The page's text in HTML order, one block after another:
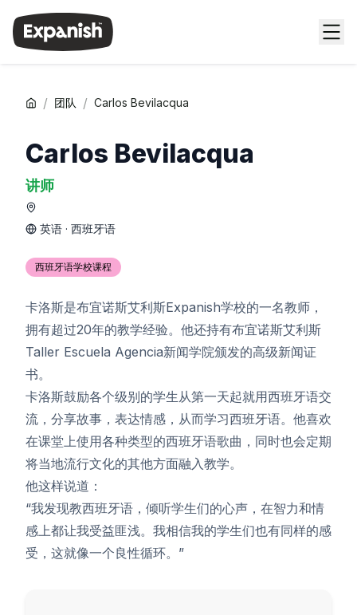
/ 团队 / Carlos Bevilacqua
Carlos Bevilacqua
讲师
英语 · 西班牙语
西班牙语学校课程
卡洛斯是布宜诺斯艾利斯Expanish学校的一名教师，
拥有超过20年的教学经验。他还持有布宜诺斯艾利斯
Taller Escuela Agencia新闻学院颁发的高级新闻证
书。
卡洛斯鼓励各个级别的学生从第一天起就用西班牙语交
流，分享故事，表达情感，从而学习西班牙语。他喜欢
在课堂上使用各种类型的西班牙语歌曲，同时也会定期
将当地流行文化的其他方面融入教学。
他这样说道：
“我发现教西班牙语，倾听学生们的心声，在智力和情
感上都让我受益匪浅。我相信我的学生们也有同样的感
受，这就像一个良性循环。”